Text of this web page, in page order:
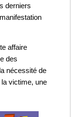
derniers
affaire
des
nécessité de
victime, une